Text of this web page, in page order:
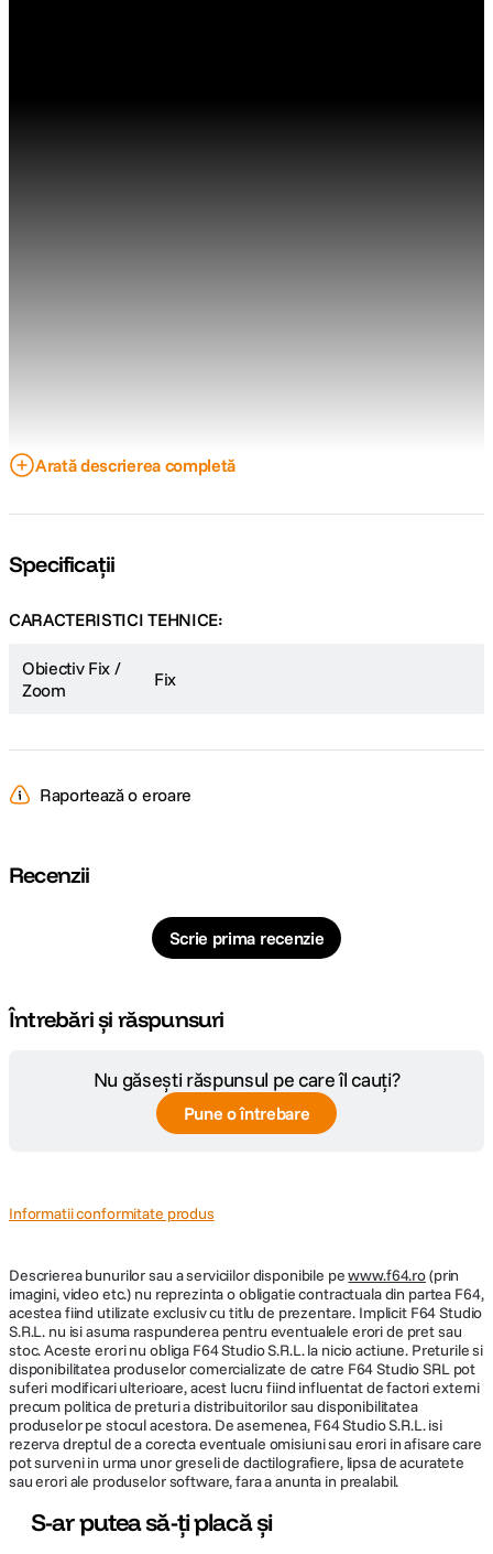
Arată descrierea completă
Specificații
CARACTERISTICI TEHNICE:
Obiectiv Fix /
Zoom
Fix
Raportează o eroare
Recenzii
Scrie prima recenzie
Întrebări și răspunsuri
Nu găsești răspunsul pe care îl cauți?
Pune o întrebare
Informatii conformitate produs
Descrierea bunurilor sau a serviciilor disponibile pewww.f64.ro(prin
imagini, video etc.) nu reprezinta o obligatie contractuala din partea F64,
acestea fiind utilizate exclusiv cu titlu de prezentare. Implicit F64 Studio
S.R.L. nu isi asuma raspunderea pentru eventualele erori de pret sau
stoc. Aceste erori nu obliga F64 Studio S.R.L. la nicio actiune. Preturile si
disponibilitatea produselor comercializate de catre F64 Studio SRL pot
suferi modificari ulterioare, acest lucru fiind influentat de factori externi
precum politica de preturi a distribuitorilor sau disponibilitatea
produselor pe stocul acestora. De asemenea, F64 Studio S.R.L. isi
rezerva dreptul de a corecta eventuale omisiuni sau erori in afisare care
pot surveni in urma unor greseli de dactilografiere, lipsa de acuratete
sau erori ale produselor software, fara a anunta in prealabil.
S-ar putea să-ți placă și